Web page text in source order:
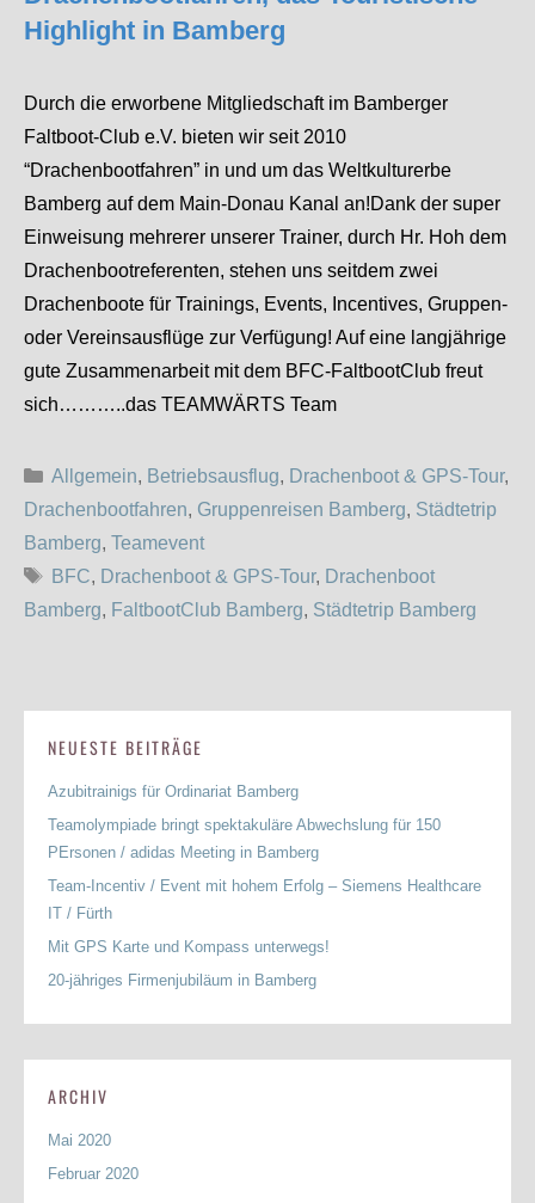
Highlight in Bamberg
Durch die erworbene Mitgliedschaft im Bamberger
Faltboot-Club e.V. bieten wir seit 2010
“Drachenbootfahren” in und um das Weltkulturerbe
Bamberg auf dem Main-Donau Kanal an!Dank der super
Einweisung mehrerer unserer Trainer, durch Hr. Hoh dem
Drachenbootreferenten, stehen uns seitdem zwei
Drachenboote für Trainings, Events, Incentives, Gruppen-
oder Vereinsausflüge zur Verfügung! Auf eine langjährige
gute Zusammenarbeit mit dem BFC-FaltbootClub freut
sich………..das TEAMWÄRTS Team
Kategorien
Allgemein, Betriebsausflug, Drachenboot & GPS-Tour,
Drachenbootfahren, Gruppenreisen Bamberg, Städtetrip
Bamberg, Teamevent
Schlagwörter
BFC, Drachenboot & GPS-Tour, Drachenboot
Bamberg, FaltbootClub Bamberg, Städtetrip Bamberg
NEUESTE BEITRÄGE
Azubitrainigs für Ordinariat Bamberg
Teamolympiade bringt spektakuläre Abwechslung für 150
PErsonen / adidas Meeting in Bamberg
Team-Incentiv / Event mit hohem Erfolg – Siemens Healthcare
IT / Fürth
Mit GPS Karte und Kompass unterwegs!
20-jähriges Firmenjubiläum in Bamberg
ARCHIV
Mai 2020
Februar 2020